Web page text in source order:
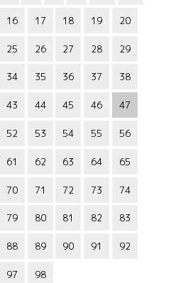
16 17 18 19 20
25 26 27 28 29
34 35 36 37 38
43 44 45 46 47
52 53 54 55 56
61 62 63 64 65
70 71 72 73 74
79 80 81 82 83
88 89 90 91 92
97 98